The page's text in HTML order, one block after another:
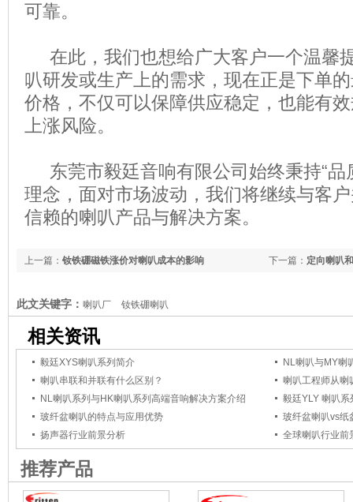
可靠。
在此，我们也想给广大客户一个温馨
叭研发或生产上的需求，现在正是下单
价格，不仅可以保障供应稳定，也能有
上涨风险。
东莞市毅廷音响有限公司始终秉持“品
理念，面对市场波动，我们将继续与客
信赖的喇叭产品与解决方案。
下一篇： 定向喇叭
上一篇： 钕铁硼磁铁涨价对喇叭成本的影响
此文关键字： 喇叭厂 钕铁硼喇叭
相关资讯
毅廷XYS喇叭系列简介
NL喇叭与MY喇
喇叭串联和并联有什么区别？
NL喇叭系列与HK喇叭系列高端音响解决方案介绍
毅廷YLY 喇叭系
玻纤盆喇叭的特点与应用优势
玻纤盆喇叭vs纸
扬声器行业前景分析
全球喇叭行业前
推荐产品